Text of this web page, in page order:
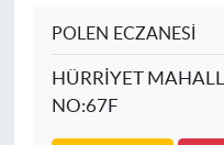
POLEN ECZANESİ
HÜRRİYET
NO:67F